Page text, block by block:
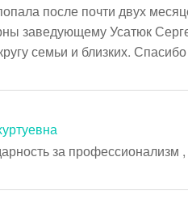
после почти двух
заведующему Усатюк
семьи и близких.
за профессионализм